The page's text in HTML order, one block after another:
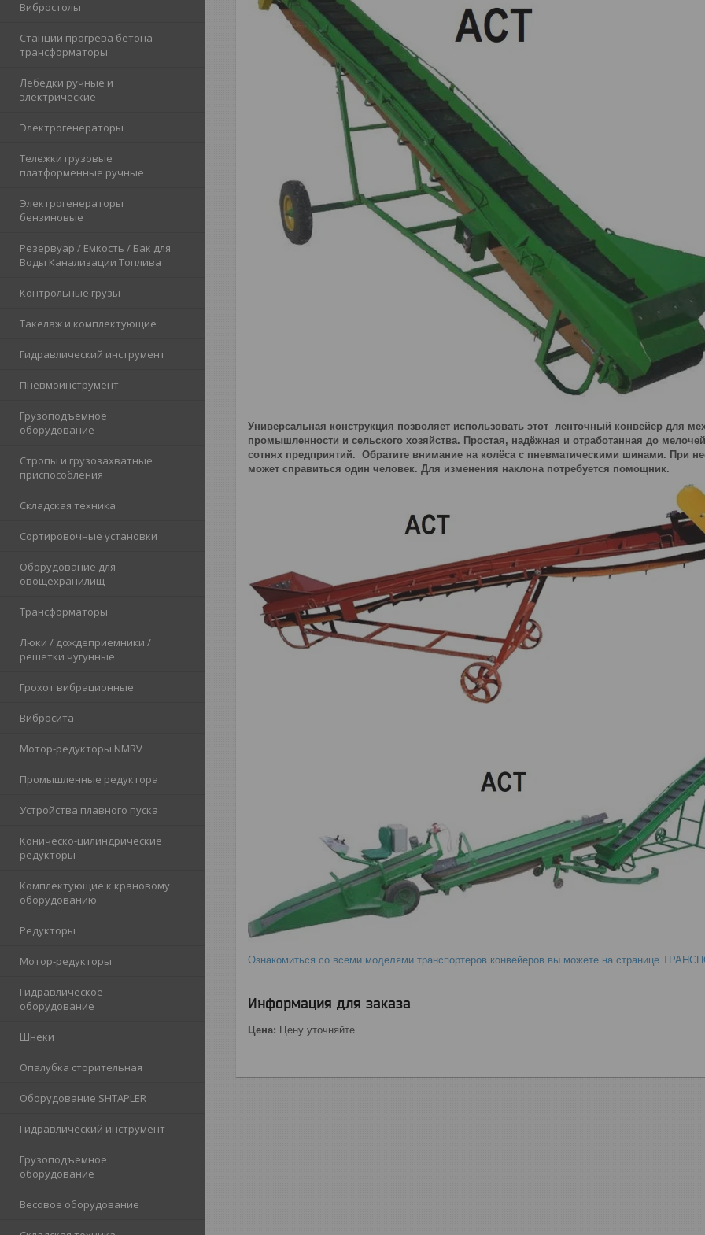
Вибростолы
Станции прогрева бетона
трансформаторы
Лебедки ручные и
электрические
Электрогенераторы
Тележки грузовые
платформенные ручные
Электрогенераторы
бензиновые
Резервуар / Емкость / Бак для
Воды Канализации Топлива
Контрольные грузы
Такелаж и комплектующие
Гидравлический инструмент
Пневмоинструмент
Грузоподъемное
оборудование
Стропы и грузозахватные
приспособления
Складская техника
Сортировочные установки
Оборудование для
овощехранилищ
Трансформаторы
Люки / дождеприемники /
решетки чугунные
Грохот вибрационные
Вибросита
Мотор-редукторы NMRV
Промышленные редуктора
Устройства плавного пуска
Коническо-цилиндрические
редукторы
Комплектующие к крановому
оборудованию
Редукторы
Мотор-редукторы
Гидравлическое
оборудование
Шнеки
Опалубка сторительная
Оборудование SHTAPLER
Гидравлический инструмент
Грузоподъемное
оборудование
Весовое оборудование
Универсальная конструкция позволяет использовать этот ленточный конвейер для
промышленности и сельского хозяйства. Простая, надёжная и отработанная до
сотнях предприятий. Обратите внимание на колёса с пневматическими шинами. При
может справиться один человек. Для изменения наклона потребуется помощник.
Ознакомиться со всеми моделями транспортеров конвейеров вы можете на странице
Информация для заказа
Цена: Цену уточняйте